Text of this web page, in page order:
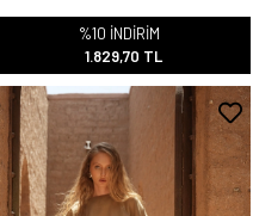
%10 İNDİRİM
1.829,70 TL